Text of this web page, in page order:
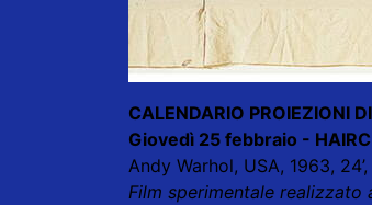
CALENDARIO PROIEZIONI
Giovedì 25 febbraio -
Andy Warhol, USA, 1963,
Film sperimentale realizzato